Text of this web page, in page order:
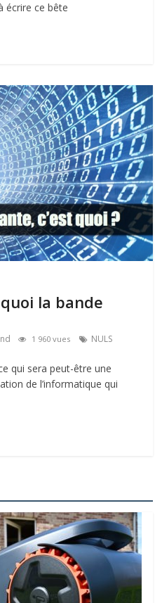
écrire ce bête
quoi la bande
1 960 vues NULS
qui sera peut-être une
de l’informatique qui